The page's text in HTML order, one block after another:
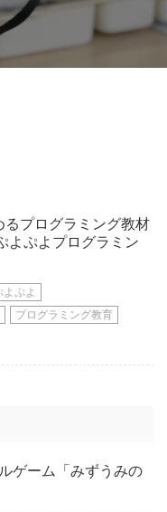
るプログラミング教材
よぷよプログラミン
よぷよ
プログラミング教育
ゲーム「みずうみの